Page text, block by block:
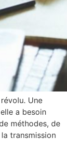
Une
a besoin
méthodes, de
transmission